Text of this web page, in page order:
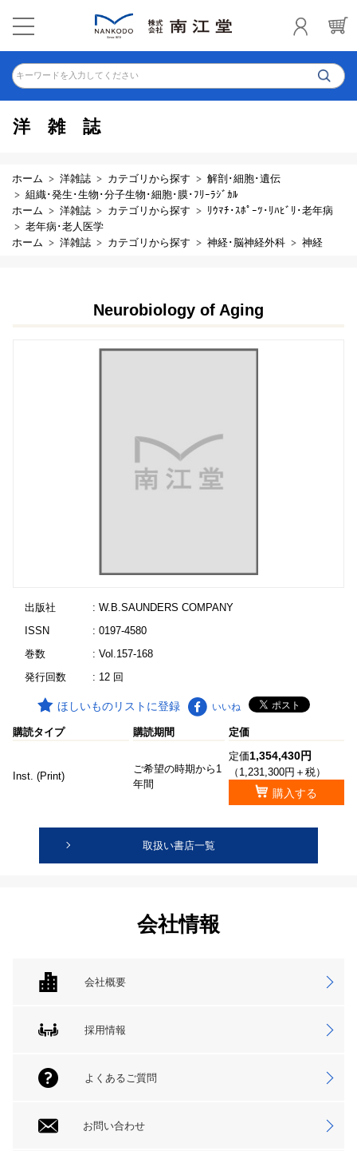
キーワードを入力してください
洋雑誌
ホーム 洋雑誌 カテゴリから探す
解剖･細胞･遺伝
組織･発生･生物･分子生物･細胞･膜･ﾌﾘｰﾗｼﾞｶﾙ
ホーム
洋雑誌 カテゴリから探す
ﾘｳﾏﾁ･ｽﾎﾟｰﾂ･ﾘﾊﾋﾞﾘ･老年病
老年病･老人医学
ホーム
洋雑誌 カテゴリから探す 神経･脳神経外科 神経
Neurobiology of Aging
出版社
: W.B.SAUNDERS COMPANY
ISSN
: 0197-4580
巻数
: Vol.157-168
発行回数
: 12 回
ほしいものリストに登録 いいね
購読タイプ 購読期間 定価
Inst. (Print)
ご希望の時期から1
年間
定価1,354,430円
（1,231,300円＋税）
購入する
取扱い書店一覧
会社情報
会社概要
採用情報
よくあるご質問
お問い合わせ